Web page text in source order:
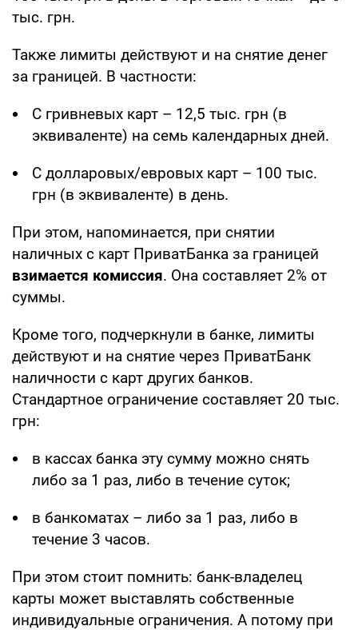
тыс. грн.
Также лимиты действуют и на снятие денег
за границей. В частности:
С гривневых карт – 12,5 тыс. грн (в
эквиваленте) на семь календарных дней.
С долларовых/евровых карт – 100 тыс.
грн (в эквиваленте) в день.
При этом, напоминается, при снятии
наличных с карт ПриватБанка за границей
взимается комиссия. Она составляет 2% от
суммы.
Кроме того, подчеркнули в банке, лимиты
действуют и на снятие через ПриватБанк
наличности с карт других банков.
Стандартное ограничение составляет 20 тыс.
грн:
в кассах банка эту сумму можно снять
либо за 1 раз, либо в течение суток;
в банкоматах – либо за 1 раз, либо в
течение 3 часов.
При этом стоит помнить: банк-владелец
карты может выставлять собственные
индивидуальные ограничения. А потому при